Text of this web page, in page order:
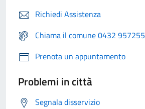
Richiedi Assistenza
Chiama il comune 0432 957255
Prenota un appuntamento
Problemi in città
Segnala disservizio